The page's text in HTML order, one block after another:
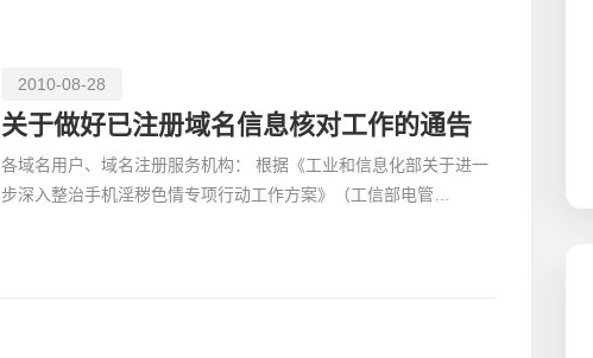
2010-08-28
关于做好已注册域名信息核对工作的通告
各域名用户、域名注册服务机构： 根据《工业和信息化部关于进一
步深入整治手机淫秽色情专项行动工作方案》（工信部电管